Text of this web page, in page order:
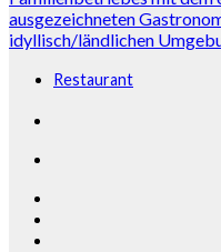
ausgezeichneten
idyllisch/ländlichen
Restaurant